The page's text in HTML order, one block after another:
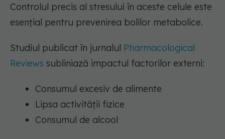
Controlul precis al stresului în aceste celule este
esențial pentru prevenirea bolilor metabolice.
Studiul publicat în jurnalul Pharmacological
Reviews subliniază impactul factorilor externi:
Consumul excesiv de alimente
Lipsa activității fizice
Consumul de alcool